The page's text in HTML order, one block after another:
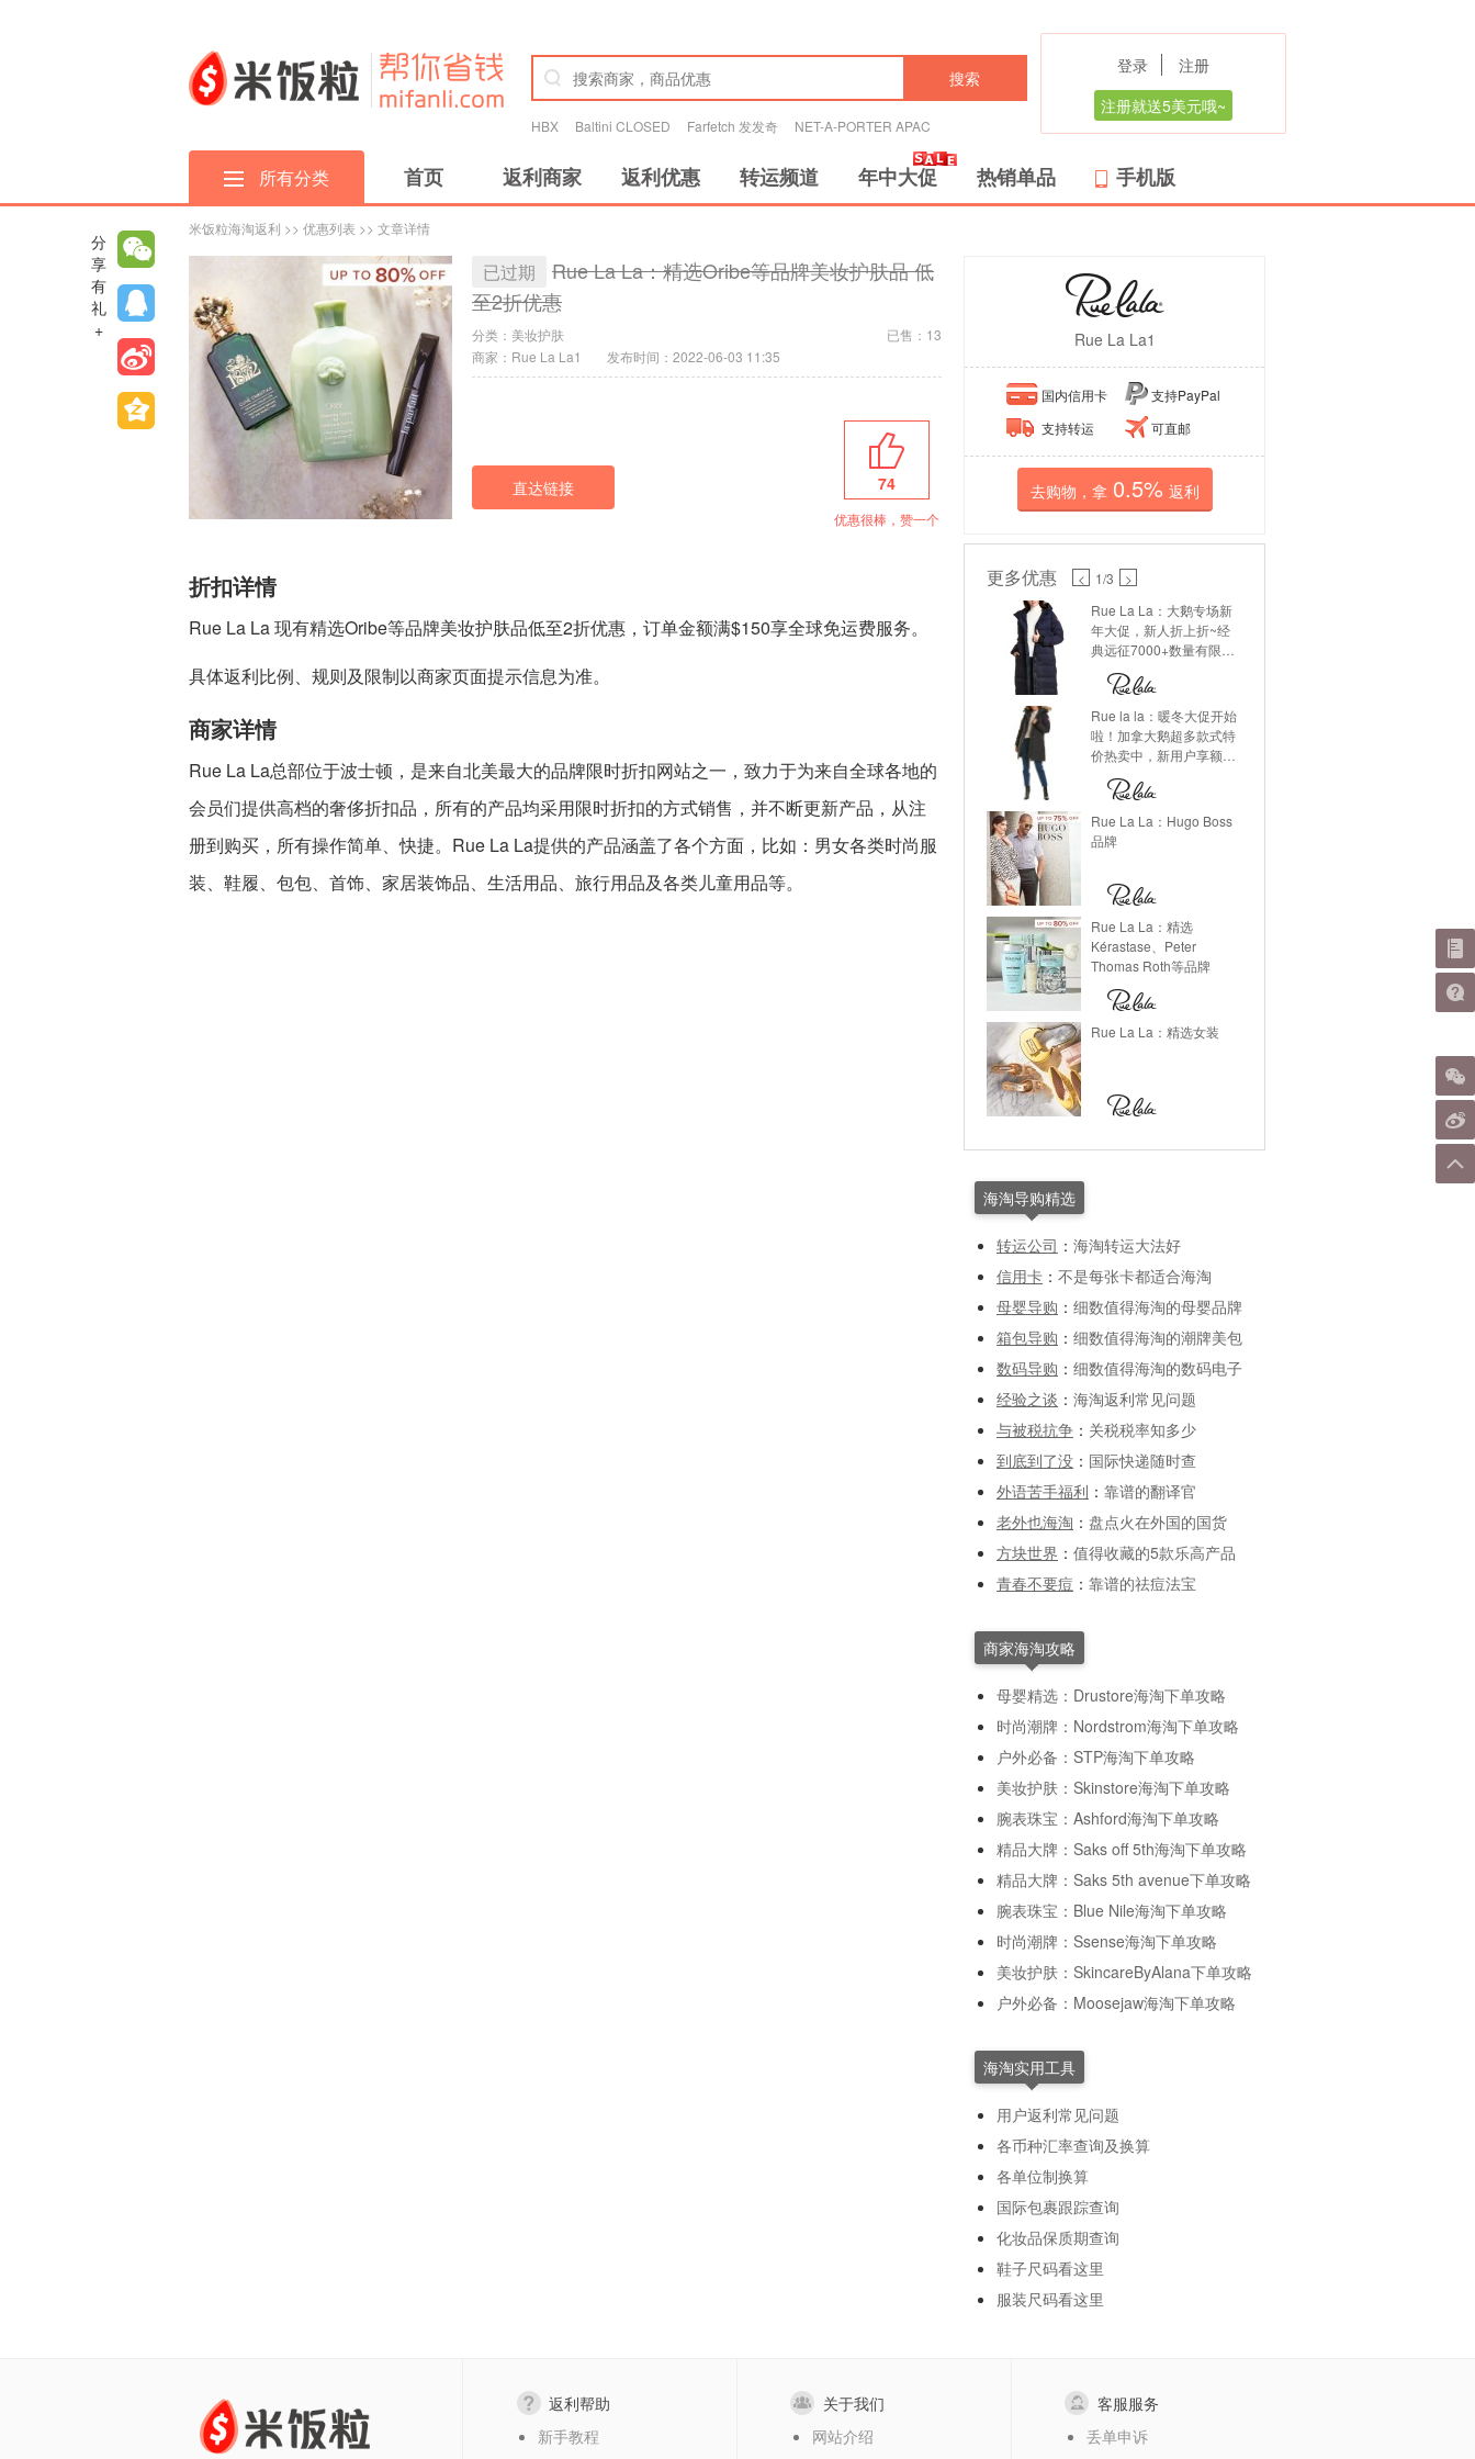
搜索
HBX Baltini CLOSED Farfetch 发发奇 NET-A-PORTER APAC
登录
注册
注册就送5美元哦~
所有分类 首页 返利商家 返利优惠 转运频道 年中大促 热销单品 手机版
米饭粒海淘返利 >> 优惠列表 >> 文章详情
已过期
Rue La La：精选Oribe等品牌美妆护肤品 低
至2折优惠
分类： 美妆护肤
已售：13
商家：Rue La La1
发布时间：2022-06-03 11:35
直达链接 74
优惠很棒，赞一个
折扣详情
Rue La La 现有精选Oribe等品牌美妆护肤品低至2折优惠，订单金额满$150享全球免运费服务。
具体返利比例、规则及限制以商家页面提示信息为准。
商家详情
Rue La La总部位于波士顿，是来自北美最大的品牌限时折扣网站之一，致力于为来自全球各地的
会员们提供高档的奢侈折扣品，所有的产品均采用限时折扣的方式销售，并不断更新产品，从注
册到购买，所有操作简单、快捷。Rue La La提供的产品涵盖了各个方面，比如：男女各类时尚服
装、鞋履、包包、首饰、家居装饰品、生活用品、旅行用品及各类儿童用品等。
Rue La La1
国内信用卡
支持PayPal
支持转运
可直邮
去购物，拿 0.5% 返利
更多优惠 < 1/3
>
Rue La La：大鹅专场新
年大促，新人折上折~经
典远征7000+数量有限先
到先得哦~
Rue la la：暖冬大促开始
啦！加拿大鹅超多款式特
价热卖中，新用户享额外
折扣~
Rue La La：Hugo Boss
品牌
Rue La La：精选
Kérastase、Peter
Thomas Roth等品牌
Rue La La：精选女装
海淘导购精选
转运公司 ： 海淘转运大法好
信用卡 ： 不是每张卡都适合海淘
母婴导购 ： 细数值得海淘的母婴品牌
箱包导购 ： 细数值得海淘的潮牌美包
数码导购 ： 细数值得海淘的数码电子
经验之谈 ： 海淘返利常见问题
与被税抗争 ： 关税税率知多少
到底到了没 ： 国际快递随时查
外语苦手福利 ： 靠谱的翻译官
老外也海淘 ： 盘点火在外国的国货
方块世界 ： 值得收藏的5款乐高产品
青春不要痘 ： 靠谱的祛痘法宝
商家海淘攻略
母婴精选：Drustore海淘下单攻略
时尚潮牌：Nordstrom海淘下单攻略
户外必备：STP海淘下单攻略
美妆护肤：Skinstore海淘下单攻略
腕表珠宝：Ashford海淘下单攻略
精品大牌：Saks off 5th海淘下单攻略
精品大牌：Saks 5th avenue下单攻略
腕表珠宝：Blue Nile海淘下单攻略
时尚潮牌：Ssense海淘下单攻略
美妆护肤：SkincareByAlana下单攻略
户外必备：Moosejaw海淘下单攻略
海淘实用工具
用户返利常见问题
各币种汇率查询及换算
各单位制换算
国际包裹跟踪查询
化妆品保质期查询
鞋子尺码看这里
服装尺码看这里
分
享
有
礼
+
返利帮助
新手教程
关于我们
网站介绍
客服服务
丢单申诉